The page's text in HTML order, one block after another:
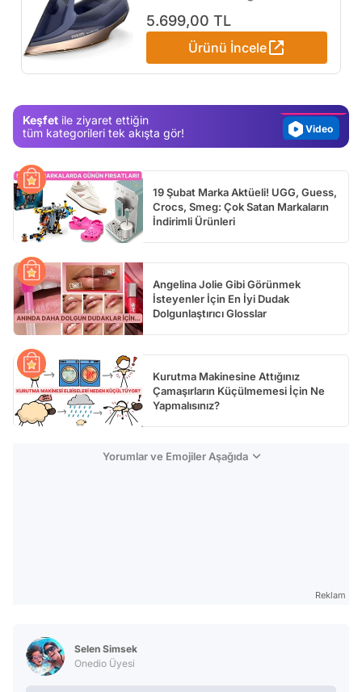
Buhar, 260g Turbo Şok
Buhar, 3000 W, OptimalTEMP
Teknolojisi, SteamGlide Elite
Taban, Koyu Mavi
5.699,00 TL
Ürünü İncele
Keşfet ile ziyaret ettiğin
tüm kategorileri tek akışta gör!
Gündem
Video
19 Şubat Marka Aktüeli! UGG, Guess,
Crocs, Smeg: Çok Satan Markaların
İndirimli Ürünleri
Angelina Jolie Gibi Görünmek
İsteyenler İçin En İyi Dudak
Dolgunlaştırıcı Glosslar
Kurutma Makinesine Attığınız
Çamaşırların Küçülmemesi İçin Ne
Yapmalısınız?
Yorumlar ve Emojiler Aşağıda
Reklam
Selen Simsek
Onedio Üyesi